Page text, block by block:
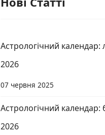
Астрологічний календар:
2026
07 червня 2025
Астрологічний календар:
2026